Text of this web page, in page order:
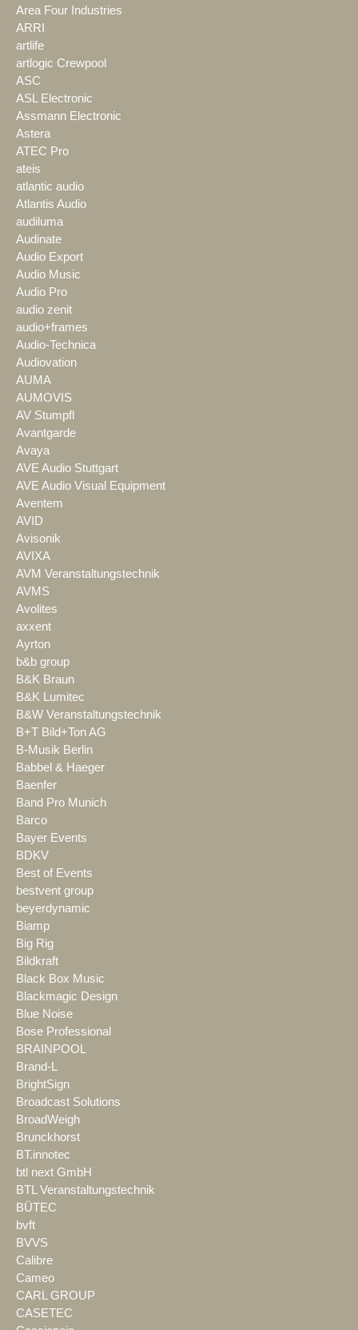
Area Four Industries
ARRI
artlife
artlogic Crewpool
ASC
ASL Electronic
Assmann Electronic
Astera
ATEC Pro
ateis
atlantic audio
Atlantis Audio
audiluma
Audinate
Audio Export
Audio Music
Audio Pro
audio zenit
audio+frames
Audio-Technica
Audiovation
AUMA
AUMOVIS
AV Stumpfl
Avantgarde
Avaya
AVE Audio Stuttgart
AVE Audio Visual Equipment
Aventem
AVID
Avisonik
AVIXA
AVM Veranstaltungstechnik
AVMS
Avolites
axxent
Ayrton
b&b group
B&K Braun
B&K Lumitec
B&W Veranstaltungstechnik
B+T Bild+Ton AG
B-Musik Berlin
Babbel & Haeger
Baenfer
Band Pro Munich
Barco
Bayer Events
BDKV
Best of Events
bestvent group
beyerdynamic
Biamp
Big Rig
Bildkraft
Black Box Music
Blackmagic Design
Blue Noise
Bose Professional
BRAINPOOL
Brand-L
BrightSign
Broadcast Solutions
BroadWeigh
Brunckhorst
BT.innotec
btl next GmbH
BTL Veranstaltungstechnik
BÜTEC
bvft
BVVS
Calibre
Cameo
CARL GROUP
CASETEC